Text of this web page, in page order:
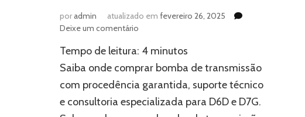
poradmin atualizado em fevereiro 26, 2025
Deixe um comentário
comprar
bomba
transmissão
com
garantia
Tempo de leitura: 4 minutos
Saiba onde comprar bomba de transmissão
com procedência garantida, suporte técnico
e consultoria especializada para D6D e D7G.